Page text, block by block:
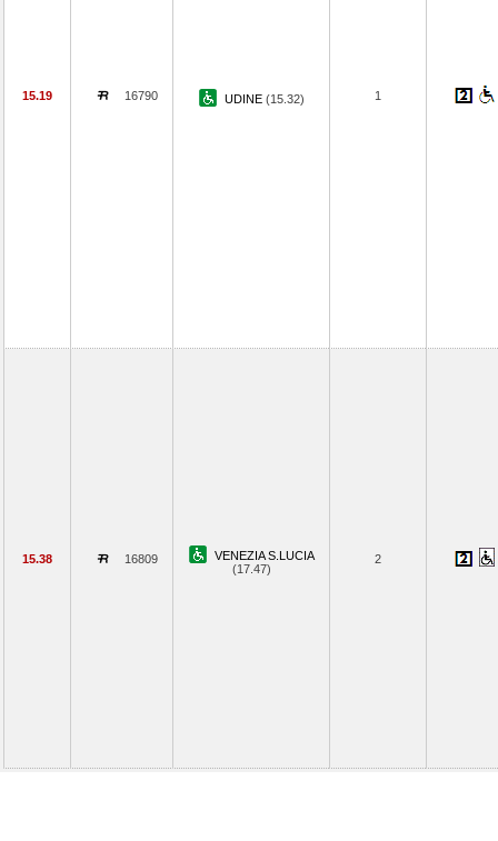
15.19 16790 UDINE (15.32) 1
15.38 16809
VENEZIA S.LUCIA
(17.47)
2